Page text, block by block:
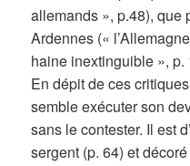
allemands », p.48), que
Ardennes («
haine inextinguible », p.
En dépit de ces
semble exécuter son
sans le contester. Il est
sergent (p. 64) et